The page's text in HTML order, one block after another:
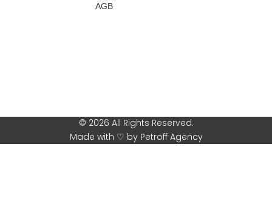
AGB
© 2026 All Rights Reserved.
Made with ♡ by Petroff Agency